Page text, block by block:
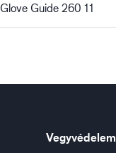
Glove Guide 260 11
Vegyvédelem